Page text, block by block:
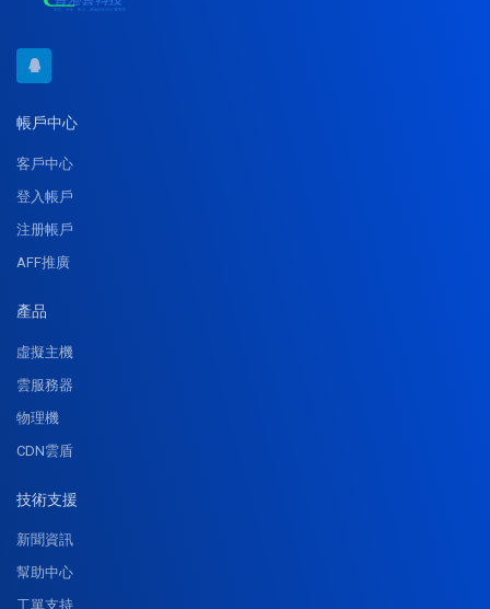
帳戶中心
客戶中心
登入帳戶
注册帳戶
AFF推廣
產品
虛擬主機
雲服務器
物理機
CDN雲盾
技術支援
新聞資訊
幫助中心
工單支持